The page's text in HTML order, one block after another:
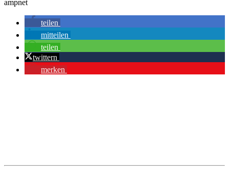
ampnet
teilen
mitteilen
teilen
twittern
merken